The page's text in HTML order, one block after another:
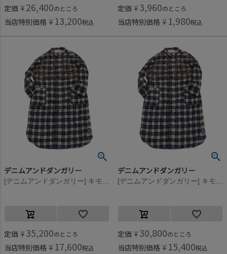
定価 ¥ 26,400のところ
当店特別価格 ¥ 13,200税込
定価 ¥ 3,960のところ
当店特別価格 ¥ 1,980税込
デニムアンドダンガリー
定価 ¥ 35,200のところ
当店特別価格 ¥ 17,600税込
デニムアンドダンガリー
定価 ¥ 30,800のところ
当店特別価格 ¥ 15,400税込